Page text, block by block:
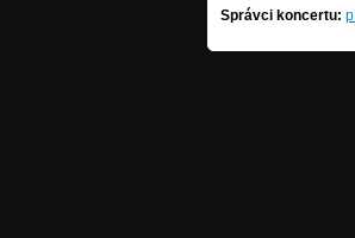
Správci koncertu: